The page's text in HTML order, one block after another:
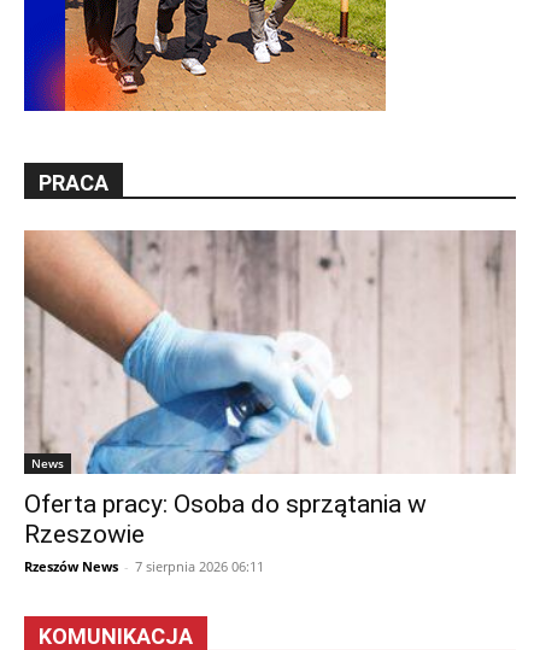
PRACA
News
Oferta pracy: Osoba do sprzątania w
Rzeszowie
Rzeszów News - 7 sierpnia 2026 06:11
KOMUNIKACJA